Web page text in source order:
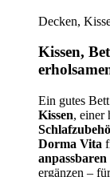
Decken,
Kissen,
Ein gutes
Kissen, einer
Dorma Vita
ergänzen –